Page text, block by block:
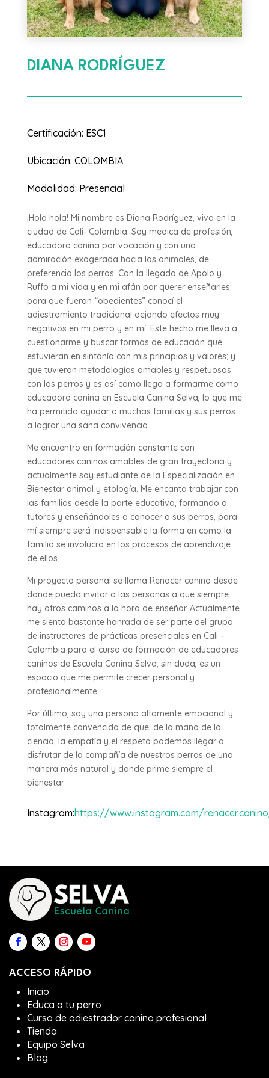
DIANA RODRÍGUEZ
Certificación: ESC1
Ubicación: COLOMBIA
Modalidad: Presencial
¡Hola hola! Mi nombre es Diana Rodríguez, vivo en la
ciudad de Cali- Colombia. Soy medica de profesión,
educadora canina por vocación y con una
admiración exagerada hacia los animales, de
preferencia los perros. Con la llegada de Apolo y
Ruffo a mi vida y en mi afán por querer enseñarles
para que fueran “obedientes” conocí el
adiestramiento tradicional dejando efectos muy
negativos en mi perro y en mí. Este hecho me lleva a
cuestionarme y buscar formas de educación que
estuvieran en sintonía con mis principios y valores; y
que tuvieran metodologías amables y respetuosas
con los perros y es así como llego a formarme como
educadora canina en Escuela Canina Selva, lo que me
ha permitido ayudar a muchas familias y sus perros
a lograr una sana convivencia.
Me encuentro en formación constante con
educadores caninos amables de gran trayectoria y
actualmente soy estudiante de la Especialización en
Bienestar animal y etología. Me encanta trabajar con
las familias desde la parte educativa, formando a
tutores y enseñándoles a conocer a sus perros, para
mí siempre será indispensable la forma en como la
familia se involucra en los procesos de aprendizaje
de ellos.
Mi proyecto personal se llama Renacer canino desde
donde puedo invitar a las personas a que siempre
hay otros caminos a la hora de enseñar. Actualmente
me siento bastante honrada de ser parte del grupo
de instructores de prácticas presenciales en Cali –
Colombia para el curso de formación de educadores
caninos de Escuela Canina Selva, sin duda, es un
espacio que me permite crecer personal y
profesionalmente.
Por último, soy una persona altamente emocional y
totalmente convencida de que, de la mano de la
ciencia, la empatía y el respeto podemos llegar a
disfrutar de la compañía de nuestros perros de una
manera más natural y donde prime siempre el
bienestar.
Instagram:https://www.instagram.com/
ACCESO RÁPIDO
Inicio
Educa a tu perro
Curso de adiestrador canino profesional
Tienda
Equipo Selva
Blog